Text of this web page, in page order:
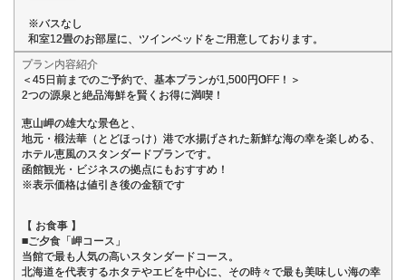
※バスなし
和室12畳のお部屋に、ツインベッドをご用意しております。
プラン内容紹介
＜45日前までのご予約で、基本プランが1,500円OFF！＞
2つの源泉と絶品海鮮を賢くお得に満喫！
恵山岬の雄大な景色と、
地元・椴法華（とどほっけ）港で水揚げされた新鮮な海の幸を楽しめる、
ホテル恵風のスタンダードプランです。
函館観光・ビジネスの拠点にもおすすめ！
※表示価格は値引き後の金額です
【 お食事 】
■ご夕食「岬コース」
当館で最も人気の高いスタンダードコース。
北海道を代表するホタテやエビを中心に、その時々で最も美味しい海の幸